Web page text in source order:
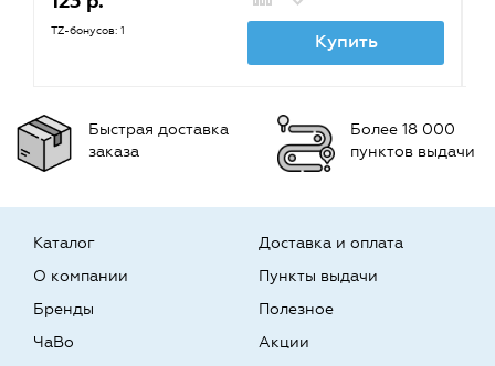
TZ-бонусов: 1 Купить
Быстрая доставка
заказа
Более 18 000
пунктов выдачи
Каталог
О компании
Бренды
Доставка и оплата
Пункты выдачи
Полезное
ЧаВо
Акции